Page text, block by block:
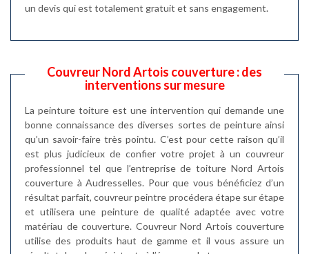
un devis qui est totalement gratuit et sans engagement.
Couvreur Nord Artois couverture : des
interventions sur mesure
La peinture toiture est une intervention qui demande une
bonne connaissance des diverses sortes de peinture ainsi
qu’un savoir-faire très pointu. C’est pour cette raison qu’il
est plus judicieux de confier votre projet à un couvreur
professionnel tel que l’entreprise de toiture Nord Artois
couverture à Audresselles. Pour que vous bénéficiez d’un
résultat parfait, couvreur peintre procédera étape sur étape
et utilisera une peinture de qualité adaptée avec votre
matériau de couverture. Couvreur Nord Artois couverture
utilise des produits haut de gamme et il vous assure un